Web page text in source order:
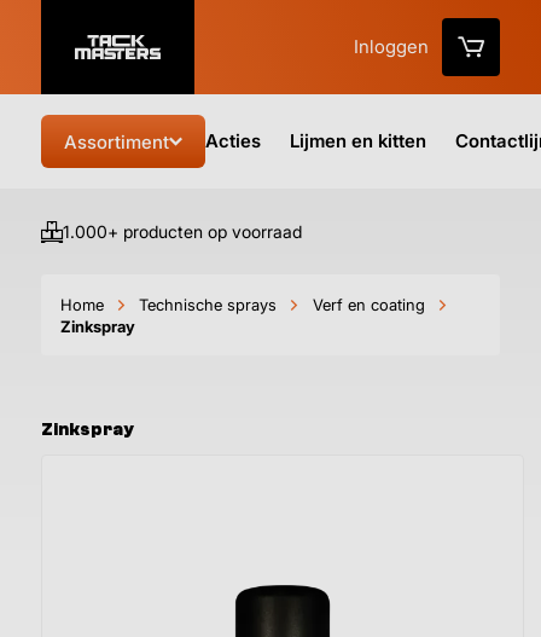
Inloggen
Assortiment Acties Lijmen en kitten
1.000+ producten op voorraad
Home Technische sprays
Verf en coating
Zinkspray
Zinkspray